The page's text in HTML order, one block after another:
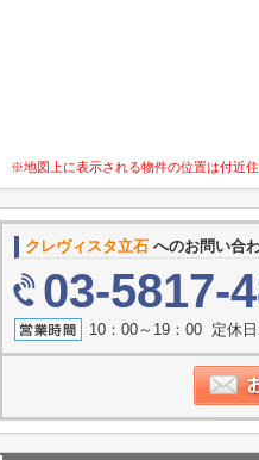
※地図上に表示される物件の位置は付近
クレヴィスタ立石 へのお問い合
03-5817-
10：00～19：00 定休